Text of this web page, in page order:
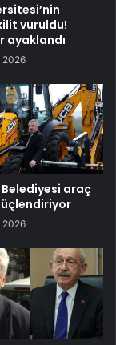
vuruldu!
ayaklandı
2026
araç
2026